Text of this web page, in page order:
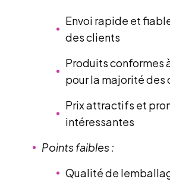
Envoi rapide et
des clients
Produits conformes
pour la majorité des
Prix attractifs et
intéressantes
Points faibles :
Qualité de